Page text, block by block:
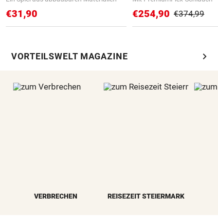
€31,90 €254,90 €374,99
VORTEILSWELT MAGAZINE chevron_right
VERBRECHEN REISEZEIT STEIERMARK